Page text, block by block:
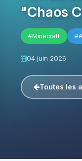
"Chaos
#Minecraft
04 juin 2026
Toutes les